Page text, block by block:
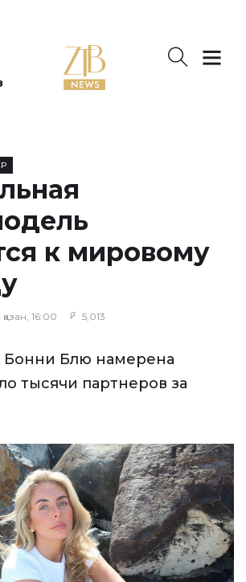
к мировому
16:00 5,013
Бонни Блю намерена
тысячи партнеров за